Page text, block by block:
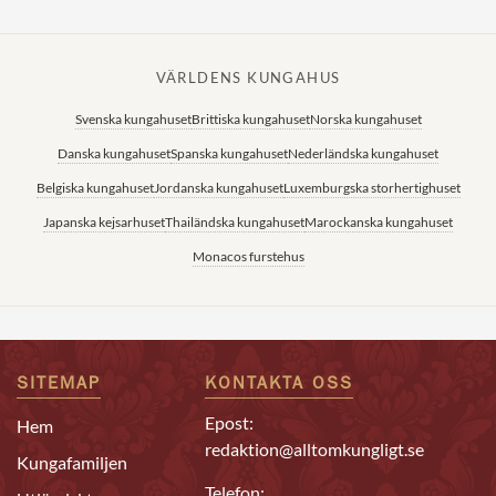
VÄRLDENS KUNGAHUS
Svenska kungahusetBrittiska kungahusetNorska kungahuset
Danska kungahusetSpanska kungahusetNederländska kungahuset
Belgiska kungahusetJordanska kungahusetLuxemburgska storhertighuset
Japanska kejsarhusetThailändska kungahusetMarockanska kungahuset
Monacos furstehus
SITEMAP
Hem
Kungafamiljen
KONTAKTA OSS
Epost:
redaktion@alltomkungligt.se